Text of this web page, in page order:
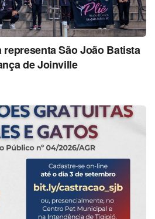
representa São João Batista
de Joinville